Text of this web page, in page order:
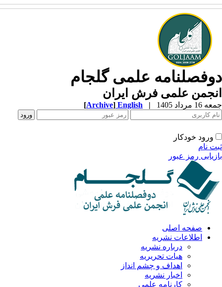
علمی گلجام
علمی فرش ایران
مرداد 1405 |
English
[Archive]
ورود خودکار
نام
رمز عبور
صفحه اصلی
اطلاعات نشریه
درباره نشریه
هیات تحریریه
اهداف و چشم انداز
اخبار نشریه
کارنامه علمی